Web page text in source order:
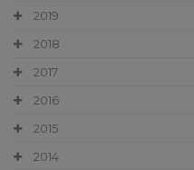
2019
2018
2017
2016
2015
2014